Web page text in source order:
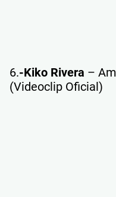
6.-Kiko Rivera –
(Videoclip Oficial)